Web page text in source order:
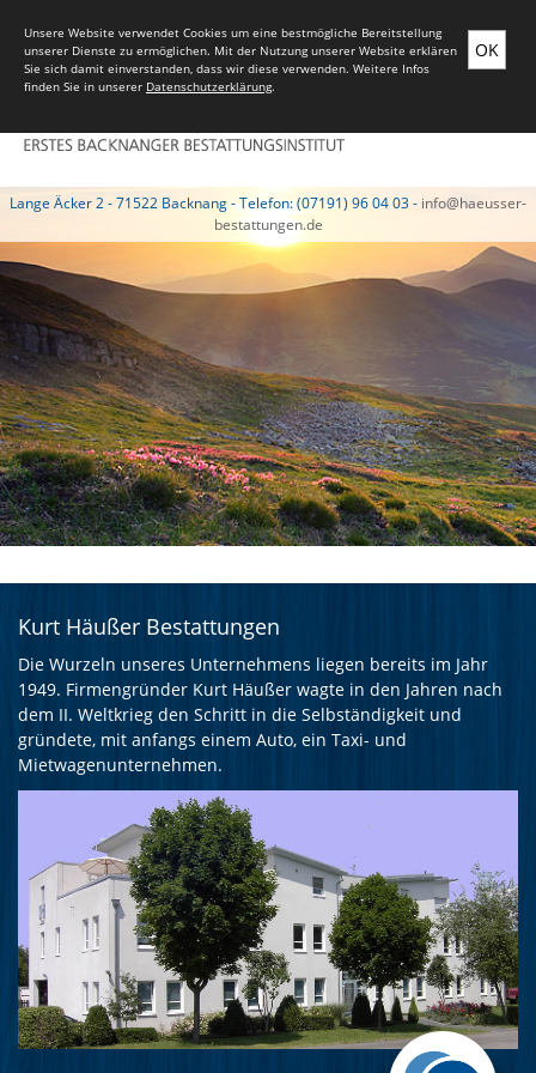
Lange Äcker 2 - 71522 Backnang - Telefon: (07191) 96 04 03 - info@haeusser-
bestattungen.de
Kurt Häußer Bestattungen
Die Wurzeln unseres Unternehmens liegen bereits im Jahr
1949. Firmengründer Kurt Häußer wagte in den Jahren nach
dem II. Weltkrieg den Schritt in die Selbständigkeit und
gründete, mit anfangs einem Auto, ein Taxi- und
Mietwagenunternehmen.
OK
Unsere Website verwendet Cookies um eine bestmögliche Bereitstellung
unserer Dienste zu ermöglichen. Mit der Nutzung unserer Website erklären
Sie sich damit einverstanden, dass wir diese verwenden. Weitere Infos
finden Sie in unserer Datenschutzerklärung.